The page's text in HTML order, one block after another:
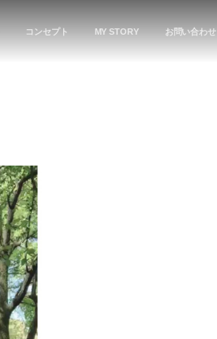
コンセプト MY STORY お問い合わせ